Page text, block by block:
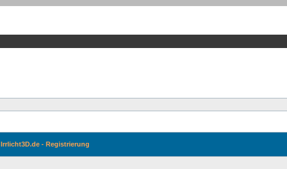
Irrlicht3D.de - Registrierung